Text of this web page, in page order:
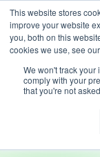
This website stores
improve your website
you, both on this
cookies we use, see
We won't track your
comply with your
that you're not